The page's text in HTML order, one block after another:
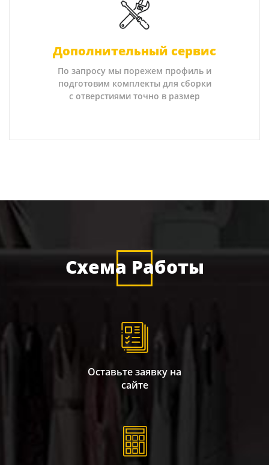
Дополнительный сервис
По запросу мы порежем профиль и
подготовим комплекты для сборки
с отверстиями точно в размер
Схема Работы
Оставьте заявку на
сайте